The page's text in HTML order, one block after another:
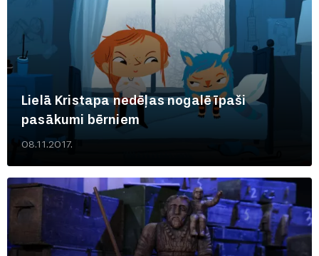
Lielā Kristapa nedēļas nogalē īpaši
pasākumi bērniem
08.11.2017.